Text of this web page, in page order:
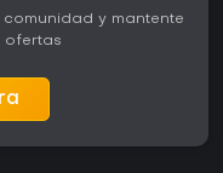
y mantente
ofertas